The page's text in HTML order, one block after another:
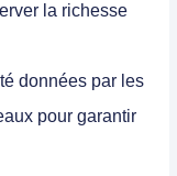
la richesse
données par les
pour garantir